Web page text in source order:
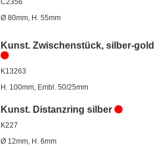
C2356
Ø 80mm, H. 55mm
Kunst. Zwischenstück, silber-gold
K13263
H. 100mm, Embl. 50/25mm
Kunst. Distanzring silber
K227
Ø 12mm, H. 6mm